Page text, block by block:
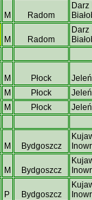
M Radom
Darz
M Radom
Darz
M Płock
M Płock
M Płock
M Bydgoszcz
M Bydgoszcz
P Bydgoszcz